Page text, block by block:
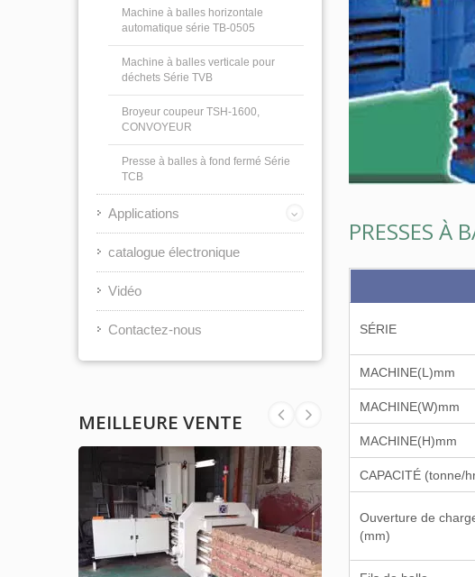
Machine à balles horizontale
automatique série TB-0505
Machine à balles verticale pour
déchets Série TVB
Broyeur coupeur TSH-1600,
CONVOYEUR
Presse à balles à fond fermé Série
TCB
Applications
catalogue électronique
Vidéo
Contactez-nous
MEILLEURE VENTE
PRESSES À
SÉRIE
MACHINE(L)mm
MACHINE(W)mm
MACHINE(H)mm
CAPACITÉ (tonne/
Ouverture de
(mm)